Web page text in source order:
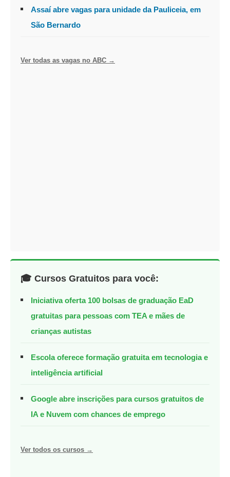
Assaí abre vagas para unidade da Pauliceia, em
São Bernardo
Ver todas as vagas no ABC →
🎓 Cursos Gratuitos para você:
Iniciativa oferta 100 bolsas de graduação EaD
gratuitas para pessoas com TEA e mães de
crianças autistas
Escola oferece formação gratuita em tecnologia e
inteligência artificial
Google abre inscrições para cursos gratuitos de
IA e Nuvem com chances de emprego
Ver todos os cursos →